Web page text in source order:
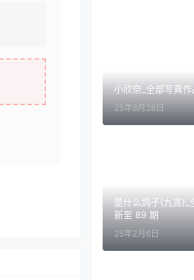
小欣奈_全部写真
25年8月28日
是什么鸽子(九言)_
新至 89 期
25年2月6日